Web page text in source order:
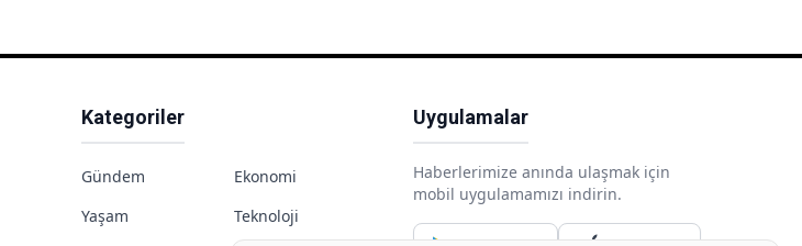
Kategoriler
Gündem
Ekonomi
Yaşam
Teknoloji
Uygulamalar
Haberlerimize anında ulaşmak için
mobil uygulamamızı indirin.